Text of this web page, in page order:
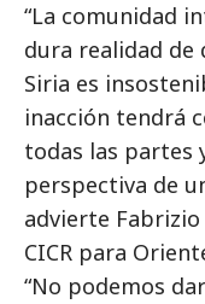
“La comunidad
dura realidad de
Siria es
inacción tendrá
todas las partes
perspectiva de
advierte
CICR para
“No podemos